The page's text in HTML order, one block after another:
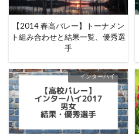
【2014 春高バレー】トーナメン
ト組み合わせと結果一覧、優秀選
手
インターハイ